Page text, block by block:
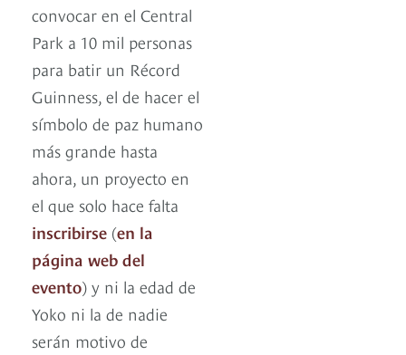
convocar en el Central
Park a 10 mil personas
para batir un Récord
Guinness, el de hacer el
símbolo de paz humano
más grande hasta
ahora, un proyecto en
el que solo hace falta
inscribirse (en la
página web del
evento) y ni la edad de
Yoko ni la de nadie
serán motivo de